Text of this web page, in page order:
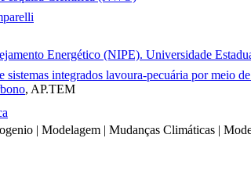
Energético (NIPE). Universidade
integrados lavoura-pecuária por meio
, AP.TEM
| Modelagem | Mudanças Climáticas |